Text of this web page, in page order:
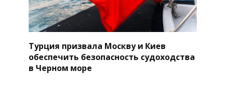
Турция призвала Москву и Киев
обеспечить безопасность судоходства
в Черном море